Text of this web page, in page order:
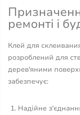
ремонті і
Клей для
розроблений для
дерев'яними
забезпечує:
Надійне